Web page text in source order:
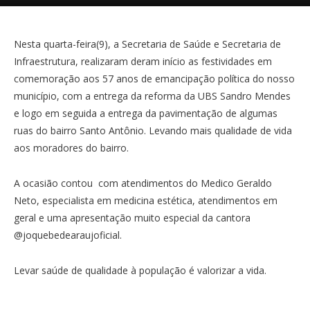
Nesta quarta-feira(9), a Secretaria de Saúde e Secretaria de
Infraestrutura, realizaram deram início as festividades em
comemoração aos 57 anos de emancipação política do nosso
município, com a entrega da reforma da UBS Sandro Mendes
e logo em seguida a entrega da pavimentação de algumas
ruas do bairro Santo Antônio. Levando mais qualidade de vida
aos moradores do bairro.
A ocasião contou com atendimentos do Medico Geraldo
Neto, especialista em medicina estética, atendimentos em
geral e uma apresentação muito especial da cantora
@joquebedearaujoficial.
Levar saúde de qualidade à população é valorizar a vida.